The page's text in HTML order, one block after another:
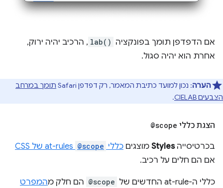
אם הדפדפן תומך בפונקציה lab() , הרכיב יהיה ירוק,
אחרת הוא יהיה סגול.
הערה: נכון למועד כתיבת המאמר, רק דפדפן Safari
תומך במרחב
הצבעים CIELAB
.
הצגת כללי @scope
בכרטיסייהStyles מוצגים כללי @scope
אם הם חלים על רכיב.
כללי ה-at-rule החדשים של @scope הם חלק מהמפרט